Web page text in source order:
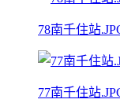
78南千住站
77南千住站